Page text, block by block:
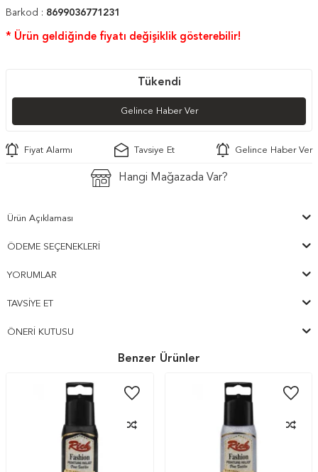
Barkod : 8699036771231
* Ürün geldiğinde fiyatı değişiklik gösterebilir!
Tükendi
Gelince Haber Ver
Fiyat Alarmı Tavsiye Et Gelince Haber Ver
Hangi Mağazada Var?
Ürün Açıklaması
ÖDEME SEÇENEKLERI
YORUMLAR
TAVSIYE ET
ÖNERI KUTUSU
Benzer Ürünler